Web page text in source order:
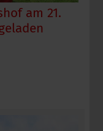
am 21.